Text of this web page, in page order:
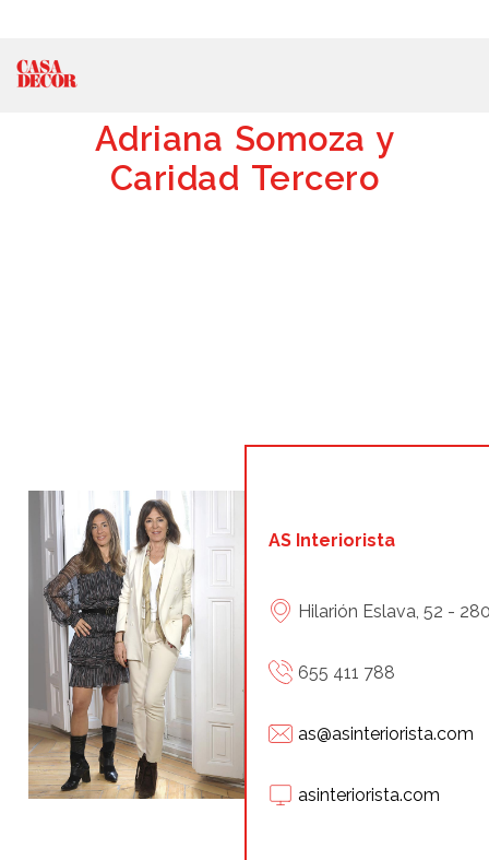
Adriana Somoza y
Caridad Tercero
AS Interiorista
Hilarión Eslava, 52 -
655 411 788
as@asinteriorista.com
asinteriorista.com